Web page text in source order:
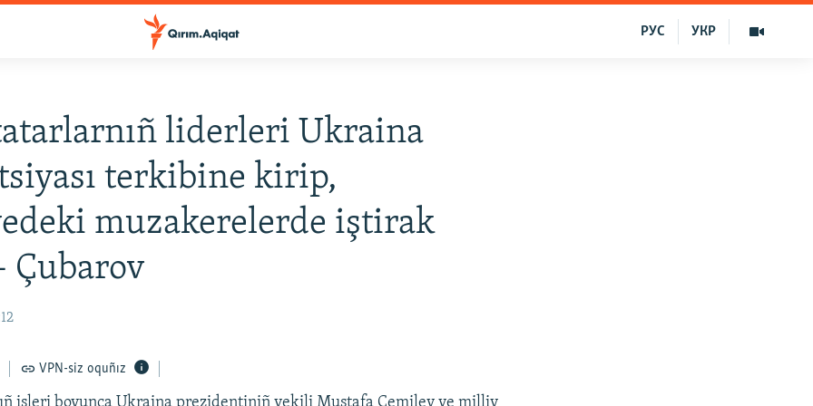
УКР
РУС
liderleri Ukraina
terkibine kirip,
muzakerelerde iştirak
Çubarov
VPN-siz oquñız